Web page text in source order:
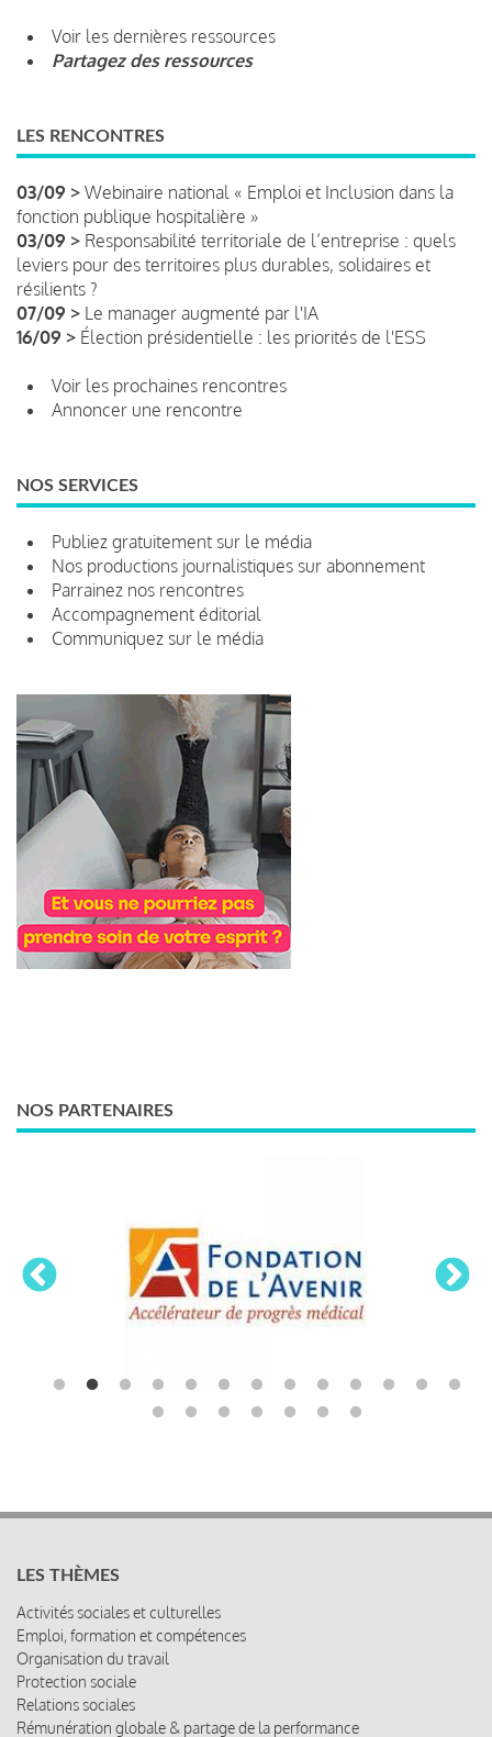
Voir les dernières ressources
Partagez des ressources
LES RENCONTRES
03/09 > Webinaire national « Emploi et Inclusion dans la
fonction publique hospitalière »
03/09 > Responsabilité territoriale de l’entreprise : quels
leviers pour des territoires plus durables, solidaires et
résilients ?
07/09 > Le manager augmenté par l'IA
16/09 > Élection présidentielle : les priorités de l'ESS
Voir les prochaines rencontres
Annoncer une rencontre
NOS SERVICES
Publiez gratuitement sur le média
Nos productions journalistiques sur abonnement
Parrainez nos rencontres
Accompagnement éditorial
Communiquez sur le média
NOS PARTENAIRES
LES THÈMES
Activités sociales et culturelles
Emploi, formation et compétences
Organisation du travail
Protection sociale
Relations sociales
Rémunération globale & partage de la performance